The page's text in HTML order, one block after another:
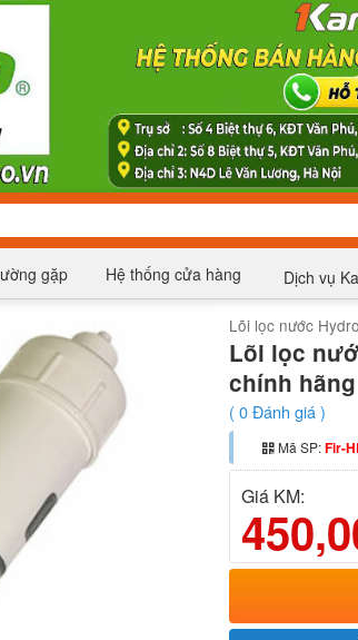
gặp Hệ thống cửa hàng Dịch vụ
Lõi lọc nước
Lõi lọc
chính hãng
( 0Đánh giá )
Mã SP:Fir-
Giá KM: